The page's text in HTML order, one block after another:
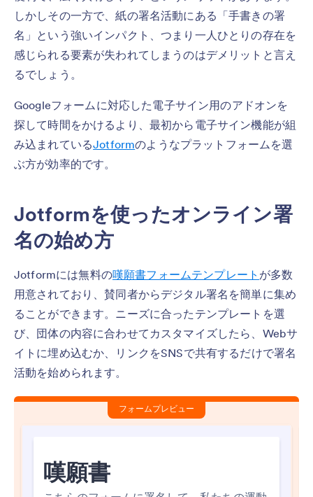
しかしその一方で、紙の署名活動にある「手書きの署
名」という強いインパクト、つまり一人ひとりの存在を
感じられる要素が失われてしまうのはデメリットと言え
るでしょう。
Googleフォームに対応した電子サイン用のアドオンを
探して時間をかけるより、最初から電子サイン機能が組
み込まれているJotformのようなプラットフォームを選
ぶ方が効率的です。
Jotformを使ったオンライン署
名の始め方
Jotformには無料の嘆願書フォームテンプレート が多数
用意されており、賛同者からデジタル署名を簡単に集め
ることができます。ニーズに合ったテンプレートを選
び、団体の内容に合わせてカスタマイズしたら、Webサ
イトに埋め込むか、リンクをSNSで共有するだけで署名
活動を始められます。